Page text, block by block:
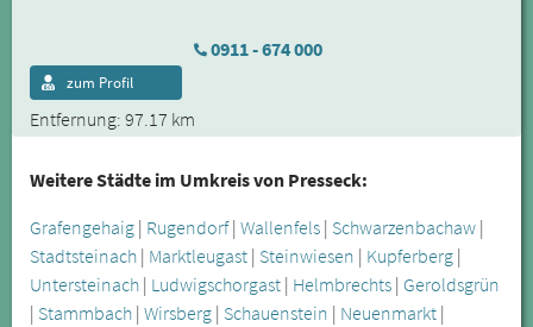
0911 - 674 000
Entfernung: 97.17 km
zum Profil
Weitere Städte im Umkreis von Presseck:
Grafengehaig | Rugendorf| Wallenfels | Schwarzenbachaw |
Stadtsteinach | Marktleugast | Steinwiesen | Kupferberg |
Untersteinach | Ludwigschorgast | Helmbrechts | Geroldsgrün
| Stammbach | Wirsberg | Schauenstein | Neuenmarkt |